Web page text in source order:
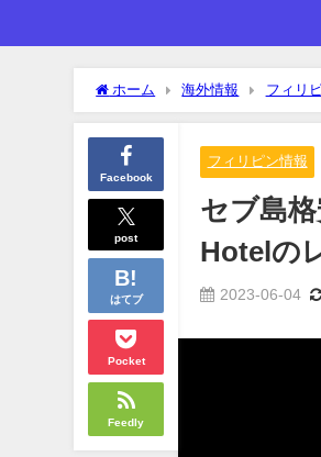
ホーム 海外情報 フィリ
Facebook
post
はてブ
Pocket
Feedly
フィリピン情報
セブ島
Hotelの
2023-06-04